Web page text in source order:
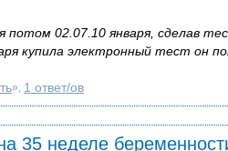
потом 02.07.10 января, сделав
купила электронный тест он
», 1 ответ/ов
35 неделе